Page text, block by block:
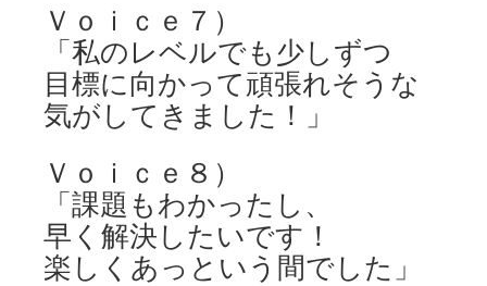
Ｖｏｉｃｅ７）
「私のレベルでも少しずつ
目標に向かって頑張れそうな
気がしてきました！」
Ｖｏｉｃｅ８）
「課題もわかったし、
早く解決したいです！
楽しくあっという間でした」